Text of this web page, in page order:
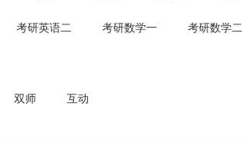
考研英语二 考研数学一 考研数学二
双师 互动